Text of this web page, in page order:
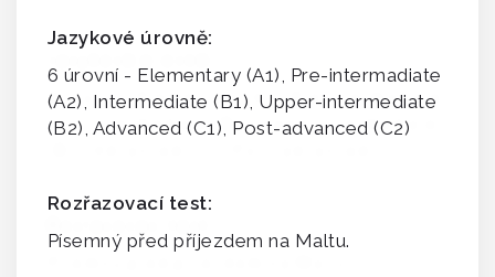
Jazykové úrovně:
6 úrovní - Elementary (A1), Pre-intermadiate
(A2), Intermediate (B1), Upper-intermediate
(B2), Advanced (C1), Post-advanced (C2)
Rozřazovací test:
Písemný před příjezdem na Maltu.